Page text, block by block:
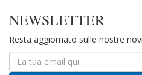
NEWSLETTER
Resta aggiornato sulle nostre